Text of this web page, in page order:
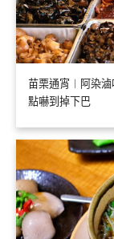
苗栗通宵︱阿染
點嚇到掉下巴